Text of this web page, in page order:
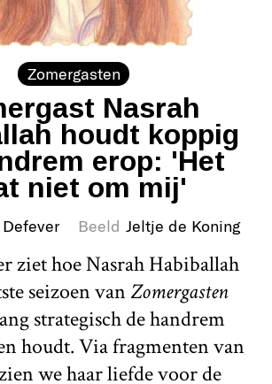
Zomergasten
Nasrah
houdt koppig
erop: 'Het
niet om mij'
Beeld Jeltje de Koning
ziet hoe Nasrah Habiballah
seizoen vanZomergasten
strategisch de handrem
houdt. Via fragmenten van
we haar liefde voor de